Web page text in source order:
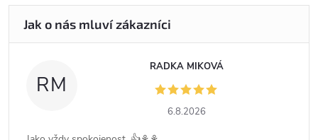
RM
RADKA MIKOVÁ
6.8.2026